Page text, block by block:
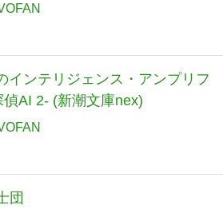
インテリジェンス・アンプリフ
偵AI 2- (新潮文庫nex)
団